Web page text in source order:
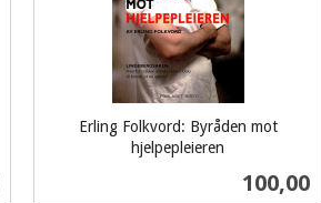
Erling Folkvord: Byråden mot
hjelpepleieren
Pris
100,00